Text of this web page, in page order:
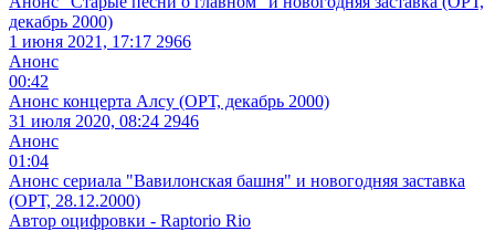
декабрь 2000)
1 июня 2021, 17:17 2966
Анонс
00:42
Анонс концерта Алсу (ОРТ, декабрь 2000)
31 июля 2020, 08:24 2946
Анонс
01:04
Анонс сериала "Вавилонская башня" и новогодняя заставка
(ОРТ, 28.12.2000)
Автор оцифровки - Raptorio Rio